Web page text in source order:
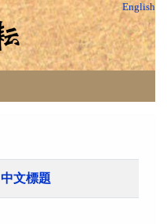
English
中文標題